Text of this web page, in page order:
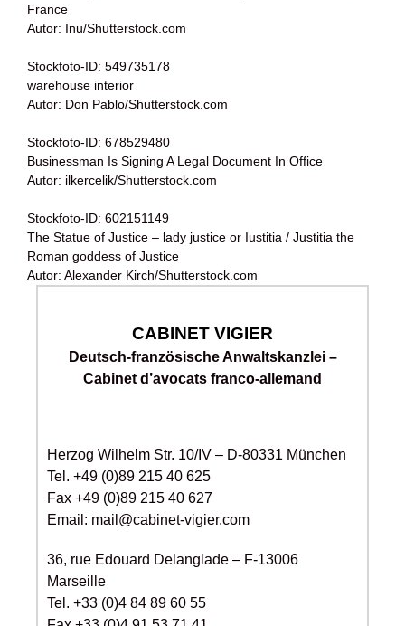
France
Autor: Inu/Shutterstock.com
Stockfoto-ID: 549735178
warehouse interior
Autor: Don Pablo/Shutterstock.com
Stockfoto-ID: 678529480
Businessman Is Signing A Legal Document In Office
Autor: ilkercelik/Shutterstock.com
Stockfoto-ID: 602151149
The Statue of Justice – lady justice or Iustitia / Justitia the
Roman goddess of Justice
Autor: Alexander Kirch/Shutterstock.com
CABINET VIGIER
Deutsch-französische Anwaltskanzlei –
Cabinet d’avocats franco-allemand
Herzog Wilhelm Str. 10/IV – D-80331 München
Tel. +49 (0)89 215 40 625
Fax +49 (0)89 215 40 627
Email: mail@cabinet-vigier.com
36, rue Edouard Delanglade – F-13006
Marseille
Tel. +33 (0)4 84 89 60 55